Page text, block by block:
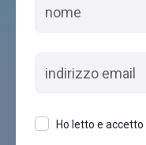
Ho letto e